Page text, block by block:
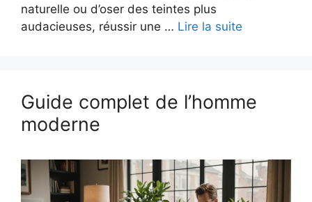
naturelle ou d’oser des teintes plus
audacieuses, réussir une … Lire la suite
Guide complet de l’homme
moderne